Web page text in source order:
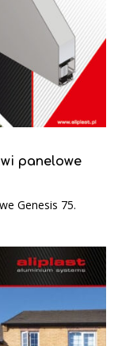
panelowe
Genesis 75.